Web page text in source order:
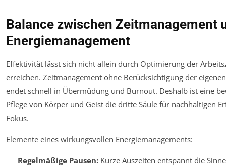
Balance zwischen Zeitmanagement
Energiemanagement
Effektivität lässt sich nicht allein durch Optimierung der
erreichen. Zeitmanagement ohne Berücksichtigung der
endet schnell in Übermüdung und Burnout. Deshalb ist eine
Pflege von Körper und Geist die dritte Säule für nachhaltigen
Fokus.
Elemente eines wirkungsvollen Energiemanagements:
Regelmäßige Pausen:Kurze Auszeiten entspannt die